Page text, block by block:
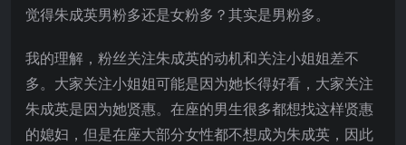
觉得朱成英男粉多还是女粉多？其实是男粉多。
我的理解，粉丝关注朱成英的动机和关注小姐姐差不
多。大家关注小姐姐可能是因为她长得好看，大家关注
朱成英是因为她贤惠。在座的男生很多都想找这样贤惠
的媳妇，但是在座大部分女性都不想成为朱成英，因此